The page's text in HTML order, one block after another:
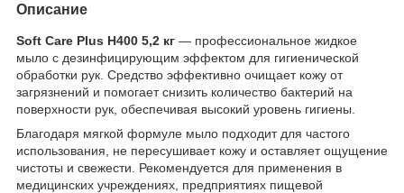
Описание
Soft Care Plus H400 5,2 кг — профессиональное жидкое
мыло с дезинфицирующим эффектом для гигиенической
обработки рук. Средство эффективно очищает кожу от
загрязнений и помогает снизить количество бактерий на
поверхности рук, обеспечивая высокий уровень гигиены.
Благодаря мягкой формуле мыло подходит для частого
использования, не пересушивает кожу и оставляет ощущение
чистоты и свежести. Рекомендуется для применения в
медицинских учреждениях, предприятиях пищевой